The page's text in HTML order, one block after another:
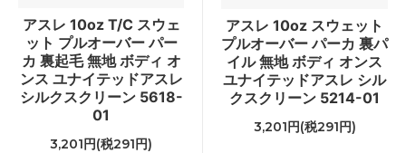
アスレ 10oz T/C スウェ
ット プルオーバー パー
カ 裏起毛 無地 ボディ オ
ンス ユナイテッドアスレ
シルクスクリーン 5618-
01
3,201円(税291円)
アスレ 10oz スウェット
プルオーバー パーカ 裏パ
イル 無地 ボディ オンス
ユナイテッドアスレ シル
クスクリーン 5214-01
3,201円(税291円)